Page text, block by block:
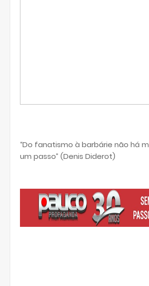
“Do fanatismo à barbárie não há
um passo” (Denis Diderot)